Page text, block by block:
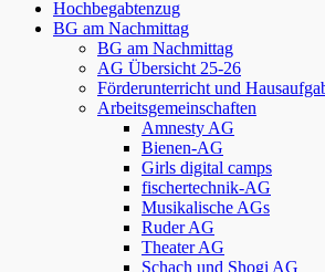
Hochbegabtenzug
BG am Nachmittag
BG am Nachmittag
AG Übersicht 25-26
Förderunterricht und
Arbeitsgemeinschaften
Amnesty AG
Bienen-AG
Girls digital camps
fischertechnik-AG
Musikalische AGs
Ruder AG
Theater AG
Schach und Shogi AG